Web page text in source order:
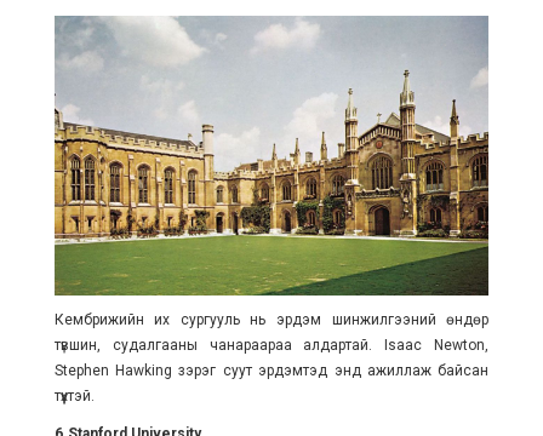
Кембрижийн их сургууль нь эрдэм шинжилгээний өндөр
түвшин, судалгааны чанараараа алдартай. Isaac Newton,
Stephen Hawking зэрэг суут эрдэмтэд энд ажиллаж байсан
түүхтэй.